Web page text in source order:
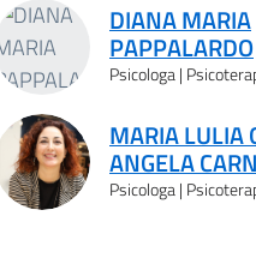
DIANA MARIA
PAPPALARDO
Psicologa |
MARIA LULIA
ANGELA
Psicologa |